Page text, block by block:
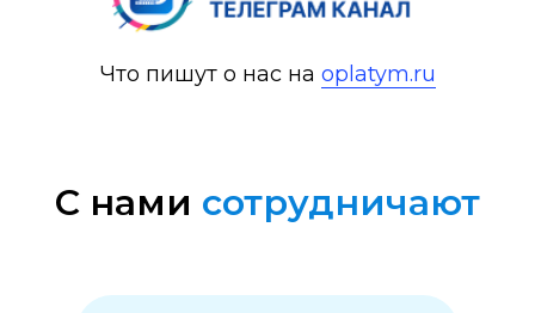
Что пишут о нас на oplatym.ru
C нами сотрудничают